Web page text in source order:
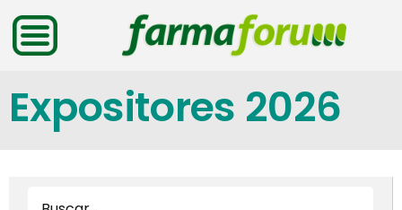
Saltar
contenido
Expositores 2026